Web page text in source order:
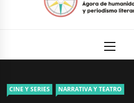
principal
CINE Y SERIES NARRATIVA Y TEATRO